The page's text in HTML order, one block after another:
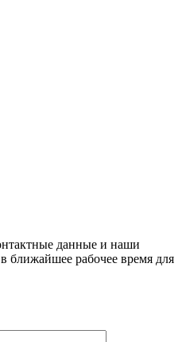
данные и наши
ближайшее рабочее время для